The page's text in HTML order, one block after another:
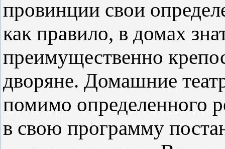
провинции свои
как правило, в домах
преимущественно
дворяне. Домашние
помимо определенного
в свою программу